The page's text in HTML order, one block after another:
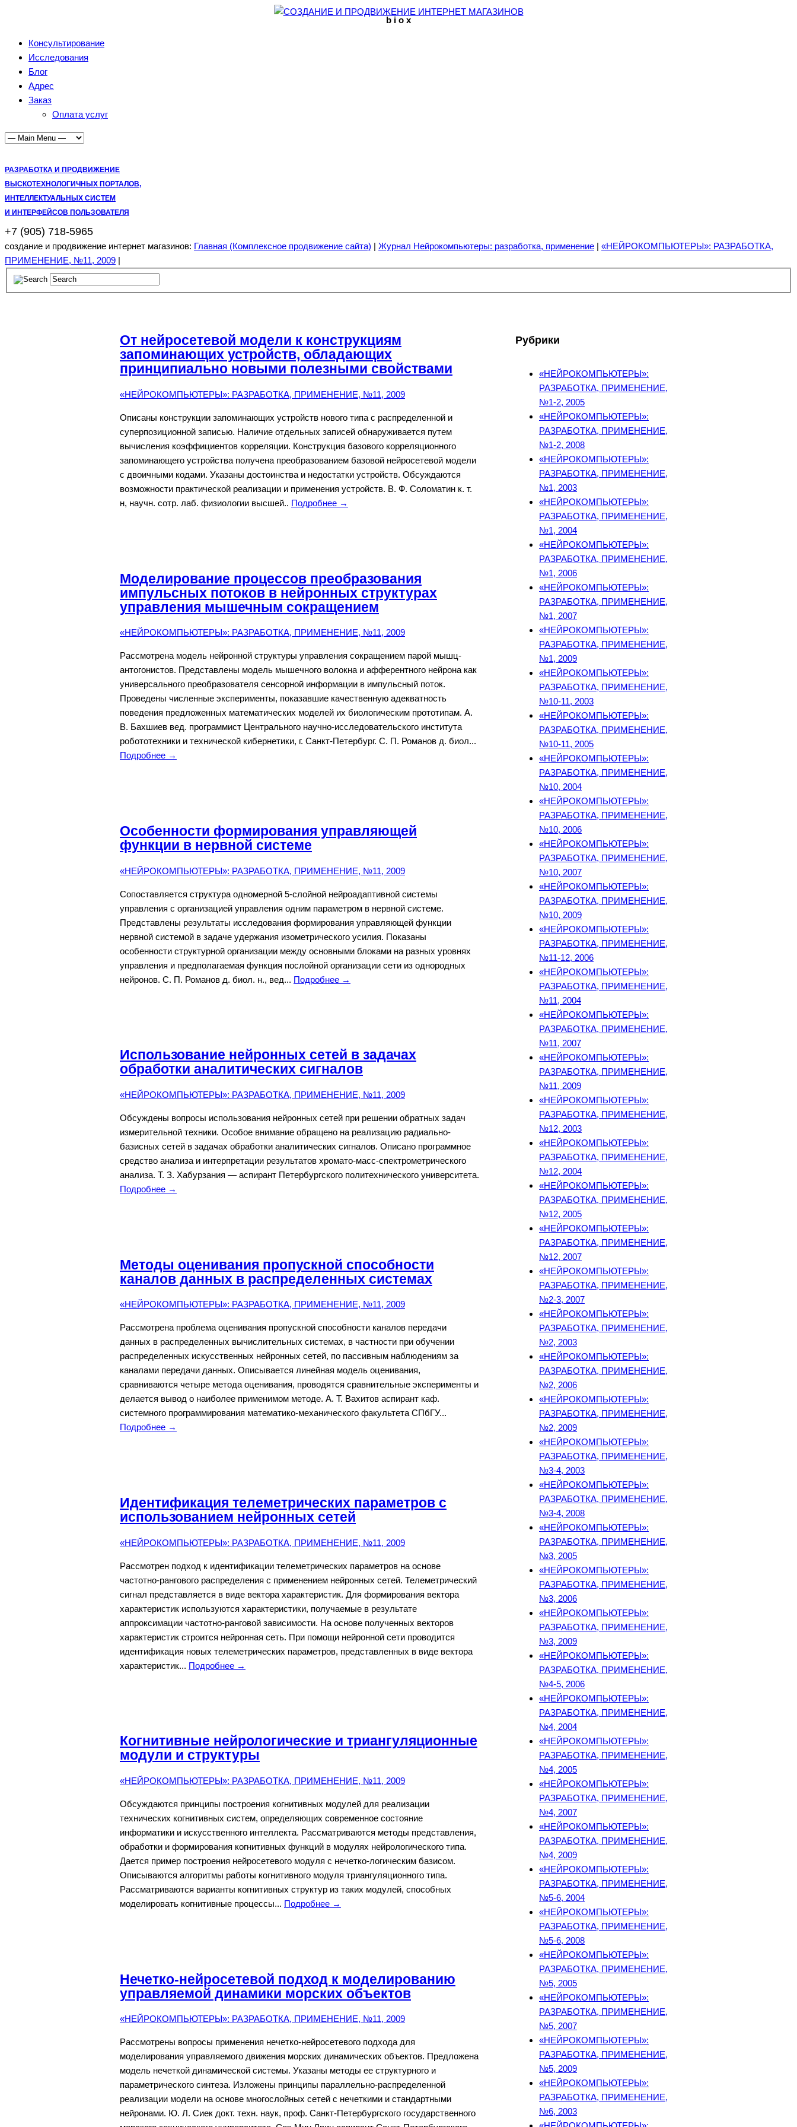
b i o x
Консультирование
Исследования
Блог
Адрес
Заказ
Оплата услуг
РАЗРАБОТКА И ПРОДВИЖЕНИЕ
ВЫСКОТЕХНОЛОГИЧНЫХ ПОРТАЛОВ,
ИНТЕЛЛЕКТУАЛЬНЫХ СИСТЕМ
И ИНТЕРФЕЙСОВ ПОЛЬЗОВАТЕЛЯ
+7 (905) 718-5965
создание и продвижение интернет магазинов: Главная (Комплексное продвижение сайта) | Журнал Нейрокомпьютеры: разработка, применение | «НЕЙРОКОМПЬЮТЕРЫ»: РАЗРАБОТКА,
ПРИМЕНЕНИЕ, №11, 2009 |
От нейросетевой модели к конструкциям
запоминающих устройств, обладающих
принципиально новыми полезными свойствами
«НЕЙРОКОМПЬЮТЕРЫ»: РАЗРАБОТКА, ПРИМЕНЕНИЕ, №11, 2009
Описаны конструкции запоминающих устройств нового типа с распределенной и
суперпозиционной записью. Наличие отдельных записей обнаруживается путем
вычисления коэффициентов корреляции. Конструкция базового корреляционного
запоминающего устройства получена преобразованием базовой нейросетевой модели
с двоичными кодами. Указаны достоинства и недостатки устройств. Обсуждаются
возможности практической реализации и применения устройств. В. Ф. Соломатин к. т.
н, научн. сотр. лаб. физиологии высшей.. Подробнее →
Моделирование процессов преобразования
импульсных потоков в нейронных структурах
управления мышечным сокращением
«НЕЙРОКОМПЬЮТЕРЫ»: РАЗРАБОТКА, ПРИМЕНЕНИЕ, №11, 2009
Рассмотрена модель нейронной структуры управления сокращением парой мышц-
антогонистов. Представлены модель мышечного волокна и афферентного нейрона как
универсального преобразователя сенсорной информации в импульсный поток.
Проведены численные эксперименты, показавшие качественную адекватность
поведения предложенных математических моделей их биологическим прототипам. А.
В. Бахшиев вед. программист Центрального научно-исследовательского института
робототехники и технической кибернетики, г. Санкт-Петербург. С. П. Романов д. биол...
Подробнее →
Особенности формирования управляющей
функции в нервной системе
«НЕЙРОКОМПЬЮТЕРЫ»: РАЗРАБОТКА, ПРИМЕНЕНИЕ, №11, 2009
Сопоставляется структура одномерной 5-слойной нейроадаптивной системы
управления с организацией управления одним параметром в нервной системе.
Представлены результаты исследования формирования управляющей функции
нервной системой в задаче удержания изометрического усилия. Показаны
особенности структурной организации между основными блоками на разных уровнях
управления и предполагаемая функция послойной организации сети из однородных
нейронов. С. П. Романов д. биол. н., вед... Подробнее →
Использование нейронных сетей в задачах
обработки аналитических сигналов
«НЕЙРОКОМПЬЮТЕРЫ»: РАЗРАБОТКА, ПРИМЕНЕНИЕ, №11, 2009
Обсуждены вопросы использования нейронных сетей при решении обратных задач
измерительной техники. Особое внимание обращено на реализацию радиально-
базисных сетей в задачах обработки аналитических сигналов. Описано программное
средство анализа и интерпретации результатов хромато-масс-спектрометрического
анализа. Т. З. Хабурзания — аспирант Петербургского политехнического университета.
Подробнее →
Методы оценивания пропускной способности
каналов данных в распределенных системах
«НЕЙРОКОМПЬЮТЕРЫ»: РАЗРАБОТКА, ПРИМЕНЕНИЕ, №11, 2009
Рассмотрена проблема оценивания пропускной способности каналов передачи
данных в распределенных вычислительных системах, в частности при обучении
распределенных искусственных нейронных сетей, по пассивным наблюдениям за
каналами передачи данных. Описывается линейная модель оценивания,
сравниваются четыре метода оценивания, проводятся сравнительные эксперименты и
делается вывод о наиболее применимом методе. А. Т. Вахитов аспирант каф.
системного программирования математико-механического факультета СПбГУ...
Подробнее →
Идентификация телеметрических параметров с
использованием нейронных сетей
«НЕЙРОКОМПЬЮТЕРЫ»: РАЗРАБОТКА, ПРИМЕНЕНИЕ, №11, 2009
Рассмотрен подход к идентификации телеметрических параметров на основе
частотно-рангового распределения с применением нейронных сетей. Телеметрический
сигнал представляется в виде вектора характеристик. Для формирования вектора
характеристик используются характеристики, получаемые в результате
аппроксимации частотно-ранговой зависимости. На основе полученных векторов
характеристик строится нейронная сеть. При помощи нейронной сети проводится
идентификация новых телеметрических параметров, представленных в виде вектора
характеристик... Подробнее →
Когнитивные нейрологические и триангуляционные
модули и структуры
«НЕЙРОКОМПЬЮТЕРЫ»: РАЗРАБОТКА, ПРИМЕНЕНИЕ, №11, 2009
Обсуждаются принципы построения когнитивных модулей для реализации
технических когнитивных систем, определяющих современное состояние
информатики и искусственного интеллекта. Рассматриваются методы представления,
обработки и формирования когнитивных функций в модулях нейрологического типа.
Дается пример построения нейросетевого модуля с нечетко-логическим базисом.
Описываются алгоритмы работы когнитивного модуля триангуляционного типа.
Рассматриваются варианты когнитивных структур из таких модулей, способных
моделировать когнитивные процессы... Подробнее →
Нечетко-нейросетевой подход к моделированию
управляемой динамики морских объектов
«НЕЙРОКОМПЬЮТЕРЫ»: РАЗРАБОТКА, ПРИМЕНЕНИЕ, №11, 2009
Рассмотрены вопросы применения нечетко-нейросетевого подхода для
моделирования управляемого движения морских динамических объектов. Предложена
модель нечеткой динамической системы. Указаны методы ее структурного и
параметрического синтеза. Изложены принципы параллельно-распределенной
реализации модели на основе многослойных сетей с нечеткими и стандартными
нейронами. Ю. Л. Сиек докт. техн. наук, проф. Санкт-Петербургского государственного
Рубрики
«НЕЙРОКОМПЬЮТЕРЫ»:
РАЗРАБОТКА, ПРИМЕНЕНИЕ,
№1-2, 2005
«НЕЙРОКОМПЬЮТЕРЫ»:
РАЗРАБОТКА, ПРИМЕНЕНИЕ,
№1-2, 2008
«НЕЙРОКОМПЬЮТЕРЫ»:
РАЗРАБОТКА, ПРИМЕНЕНИЕ,
№1, 2003
«НЕЙРОКОМПЬЮТЕРЫ»:
РАЗРАБОТКА, ПРИМЕНЕНИЕ,
№1, 2004
«НЕЙРОКОМПЬЮТЕРЫ»:
РАЗРАБОТКА, ПРИМЕНЕНИЕ,
№1, 2006
«НЕЙРОКОМПЬЮТЕРЫ»:
РАЗРАБОТКА, ПРИМЕНЕНИЕ,
№1, 2007
«НЕЙРОКОМПЬЮТЕРЫ»:
РАЗРАБОТКА, ПРИМЕНЕНИЕ,
№1, 2009
«НЕЙРОКОМПЬЮТЕРЫ»:
РАЗРАБОТКА, ПРИМЕНЕНИЕ,
№10-11, 2003
«НЕЙРОКОМПЬЮТЕРЫ»:
РАЗРАБОТКА, ПРИМЕНЕНИЕ,
№10-11, 2005
«НЕЙРОКОМПЬЮТЕРЫ»:
РАЗРАБОТКА, ПРИМЕНЕНИЕ,
№10, 2004
«НЕЙРОКОМПЬЮТЕРЫ»:
РАЗРАБОТКА, ПРИМЕНЕНИЕ,
№10, 2006
«НЕЙРОКОМПЬЮТЕРЫ»:
РАЗРАБОТКА, ПРИМЕНЕНИЕ,
№10, 2007
«НЕЙРОКОМПЬЮТЕРЫ»:
РАЗРАБОТКА, ПРИМЕНЕНИЕ,
№10, 2009
«НЕЙРОКОМПЬЮТЕРЫ»:
РАЗРАБОТКА, ПРИМЕНЕНИЕ,
№11-12, 2006
«НЕЙРОКОМПЬЮТЕРЫ»:
РАЗРАБОТКА, ПРИМЕНЕНИЕ,
№11, 2004
«НЕЙРОКОМПЬЮТЕРЫ»:
РАЗРАБОТКА, ПРИМЕНЕНИЕ,
№11, 2007
«НЕЙРОКОМПЬЮТЕРЫ»:
РАЗРАБОТКА, ПРИМЕНЕНИЕ,
№11, 2009
«НЕЙРОКОМПЬЮТЕРЫ»:
РАЗРАБОТКА, ПРИМЕНЕНИЕ,
№12, 2003
«НЕЙРОКОМПЬЮТЕРЫ»:
РАЗРАБОТКА, ПРИМЕНЕНИЕ,
№12, 2004
«НЕЙРОКОМПЬЮТЕРЫ»:
РАЗРАБОТКА, ПРИМЕНЕНИЕ,
№12, 2005
«НЕЙРОКОМПЬЮТЕРЫ»:
РАЗРАБОТКА, ПРИМЕНЕНИЕ,
№12, 2007
«НЕЙРОКОМПЬЮТЕРЫ»:
РАЗРАБОТКА, ПРИМЕНЕНИЕ,
№2-3, 2007
«НЕЙРОКОМПЬЮТЕРЫ»:
РАЗРАБОТКА, ПРИМЕНЕНИЕ,
№2, 2003
«НЕЙРОКОМПЬЮТЕРЫ»:
РАЗРАБОТКА, ПРИМЕНЕНИЕ,
№2, 2006
«НЕЙРОКОМПЬЮТЕРЫ»:
РАЗРАБОТКА, ПРИМЕНЕНИЕ,
№2, 2009
«НЕЙРОКОМПЬЮТЕРЫ»:
РАЗРАБОТКА, ПРИМЕНЕНИЕ,
№3-4, 2003
«НЕЙРОКОМПЬЮТЕРЫ»:
РАЗРАБОТКА, ПРИМЕНЕНИЕ,
№3-4, 2008
«НЕЙРОКОМПЬЮТЕРЫ»:
РАЗРАБОТКА, ПРИМЕНЕНИЕ,
№3, 2005
«НЕЙРОКОМПЬЮТЕРЫ»:
РАЗРАБОТКА, ПРИМЕНЕНИЕ,
№3, 2006
«НЕЙРОКОМПЬЮТЕРЫ»:
РАЗРАБОТКА, ПРИМЕНЕНИЕ,
№3, 2009
«НЕЙРОКОМПЬЮТЕРЫ»:
РАЗРАБОТКА, ПРИМЕНЕНИЕ,
№4-5, 2006
«НЕЙРОКОМПЬЮТЕРЫ»:
РАЗРАБОТКА, ПРИМЕНЕНИЕ,
№4, 2004
«НЕЙРОКОМПЬЮТЕРЫ»:
РАЗРАБОТКА, ПРИМЕНЕНИЕ,
№4, 2005
«НЕЙРОКОМПЬЮТЕРЫ»:
РАЗРАБОТКА, ПРИМЕНЕНИЕ,
№4, 2007
«НЕЙРОКОМПЬЮТЕРЫ»:
РАЗРАБОТКА, ПРИМЕНЕНИЕ,
№4, 2009
«НЕЙРОКОМПЬЮТЕРЫ»:
РАЗРАБОТКА, ПРИМЕНЕНИЕ,
№5-6, 2004
«НЕЙРОКОМПЬЮТЕРЫ»:
РАЗРАБОТКА, ПРИМЕНЕНИЕ,
№5-6, 2008
«НЕЙРОКОМПЬЮТЕРЫ»:
РАЗРАБОТКА, ПРИМЕНЕНИЕ,
№5, 2005
«НЕЙРОКОМПЬЮТЕРЫ»:
РАЗРАБОТКА, ПРИМЕНЕНИЕ,
№5, 2007
«НЕЙРОКОМПЬЮТЕРЫ»:
РАЗРАБОТКА, ПРИМЕНЕНИЕ,
№5, 2009
«НЕЙРОКОМПЬЮТЕРЫ»:
РАЗРАБОТКА, ПРИМЕНЕНИЕ,
№6, 2003